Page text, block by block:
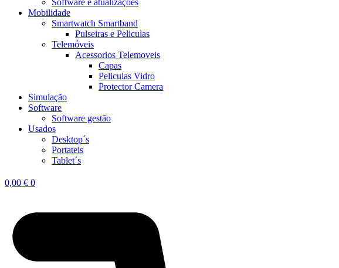
Software e atualizações
Mobilidade
Smartwatch Smartband
Pulseiras e Peliculas
Telemóveis
Acessorios Telemoveis
Capas
Peliculas Vidro
Protector Camera
Simulação
Software
Software gestão
Usados
Desktop´s
Portateis
Tablet´s
0,00 € 0